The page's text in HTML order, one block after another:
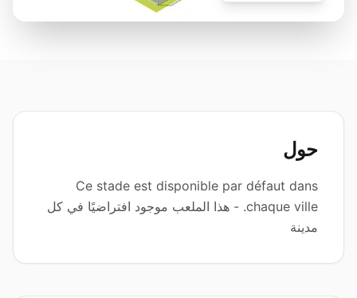
حول
Ce stade est disponible par défaut dans
chaque ville. - هذا الملعب موجود افتراضيًا في كل
مدينة